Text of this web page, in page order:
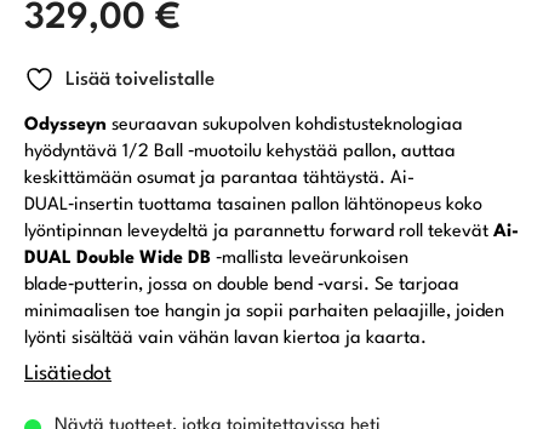
329,00 €
Lisää toivelistalle
Odysseyn seuraavan sukupolven kohdistusteknologiaa
hyödyntävä 1/2 Ball ‑muotoilu kehystää pallon, auttaa
keskittämään osumat ja parantaa tähtäystä. Ai-
DUAL‑insertin tuottama tasainen pallon lähtönopeus koko
lyöntipinnan leveydeltä ja parannettu forward roll tekevät Ai-
DUAL Double Wide DB ‑mallista leveärunkoisen
blade‑putterin, jossa on double bend ‑varsi. Se tarjoaa
minimaalisen toe hangin ja sopii parhaiten pelaajille, joiden
lyönti sisältää vain vähän lavan kiertoa ja kaarta.
Lisätiedot